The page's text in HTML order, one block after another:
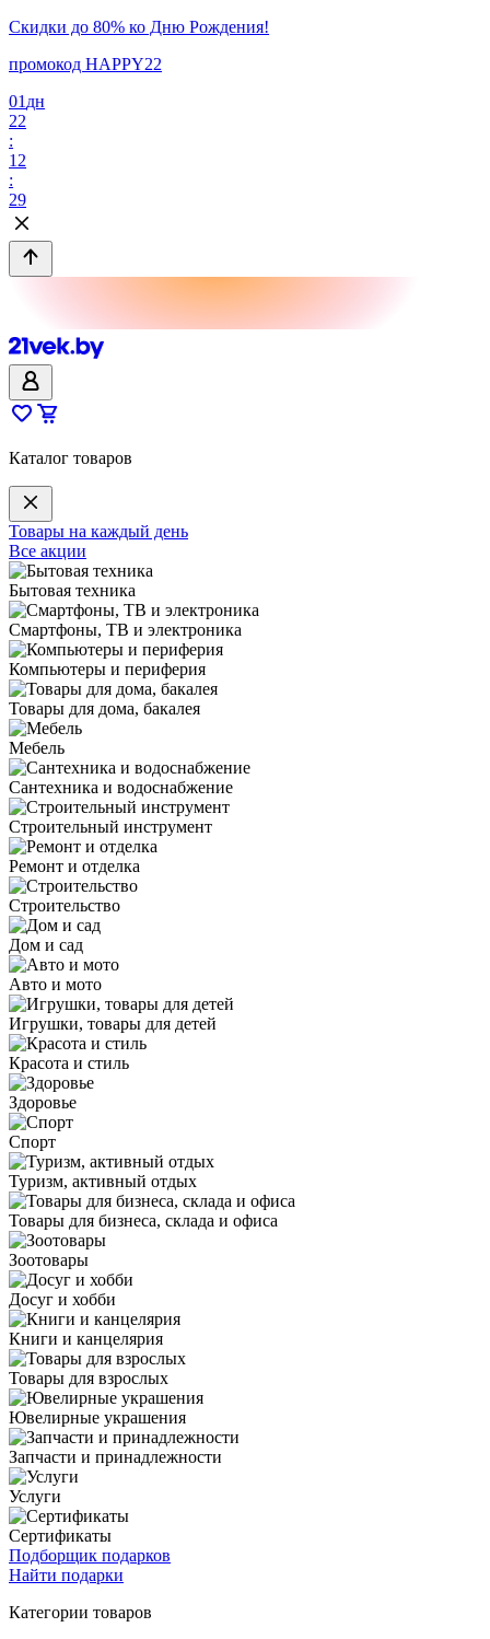
Скидки до 80% ко Дню Рождения!
промокод HAPPY22
01 дн
22
:
12
:
29
Каталог товаров
Товары на каждый день
Все акции
Бытовая техника
Смартфоны, ТВ и электроника
Компьютеры и периферия
Товары для дома, бакалея
Мебель
Сантехника и водоснабжение
Строительный инструмент
Ремонт и отделка
Строительство
Дом и сад
Авто и мото
Игрушки, товары для детей
Красота и стиль
Здоровье
Спорт
Туризм, активный отдых
Товары для бизнеса, склада и офиса
Зоотовары
Досуг и хобби
Книги и канцелярия
Товары для взрослых
Ювелирные украшения
Запчасти и принадлежности
Услуги
Сертификаты
Подборщик подарков
Найти подарки
Категории товаров